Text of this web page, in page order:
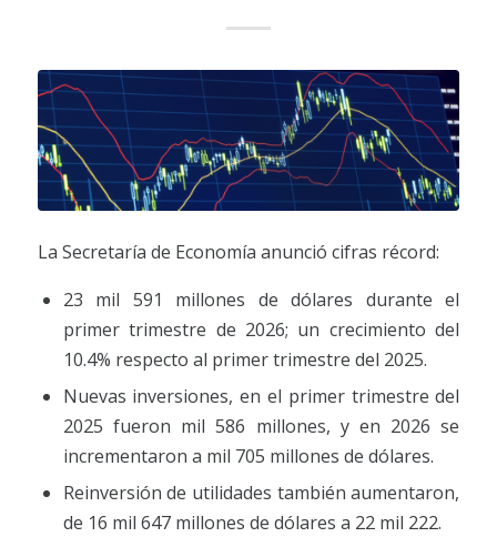
La Secretaría de Economía anunció cifras récord:
23 mil 591 millones de dólares durante el
primer trimestre de 2026; un crecimiento del
10.4% respecto al primer trimestre del 2025.
Nuevas inversiones, en el primer trimestre del
2025 fueron mil 586 millones, y en 2026 se
incrementaron a mil 705 millones de dólares.
Reinversión de utilidades también aumentaron,
de 16 mil 647 millones de dólares a 22 mil 222.